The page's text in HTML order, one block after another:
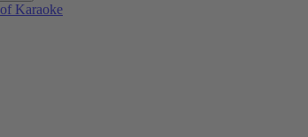
Karaoke